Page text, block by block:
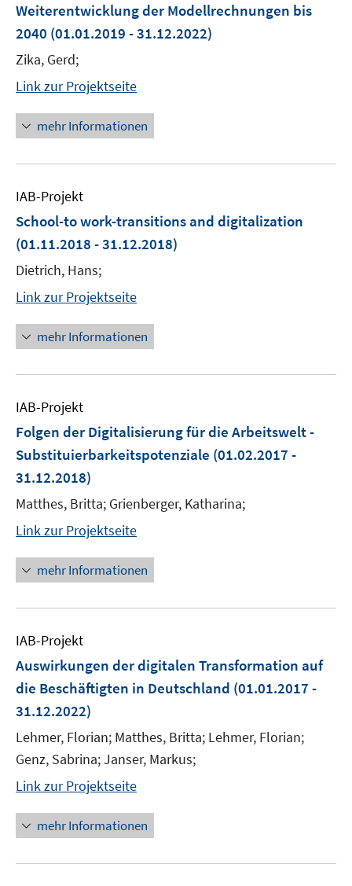
Weiterentwicklung der Modellrechnungen bis
2040 (01.01.2019 - 31.12.2022)
Zika, Gerd;
Link zur Projektseite
mehr Informationen
IAB-Projekt
School-to work-transitions and digitalization
(01.11.2018 - 31.12.2018)
Dietrich, Hans;
Link zur Projektseite
mehr Informationen
IAB-Projekt
Folgen der Digitalisierung für die Arbeitswelt -
Substituierbarkeitspotenziale (01.02.2017 -
31.12.2018)
Matthes, Britta; Grienberger, Katharina;
Link zur Projektseite
mehr Informationen
IAB-Projekt
Auswirkungen der digitalen Transformation auf
die Beschäftigten in Deutschland (01.01.2017 -
31.12.2022)
Lehmer, Florian; Matthes, Britta; Lehmer, Florian;
Genz, Sabrina; Janser, Markus;
Link zur Projektseite
mehr Informationen